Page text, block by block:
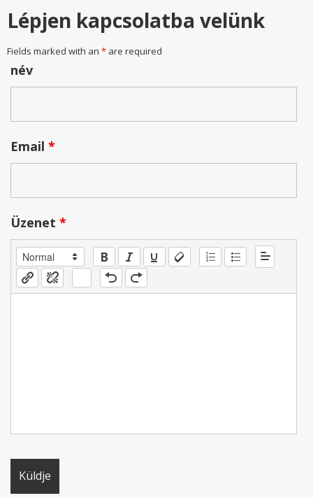
Lépjen kapcsolatba velünk
Fields marked with an *are required
név
Email *
Üzenet *